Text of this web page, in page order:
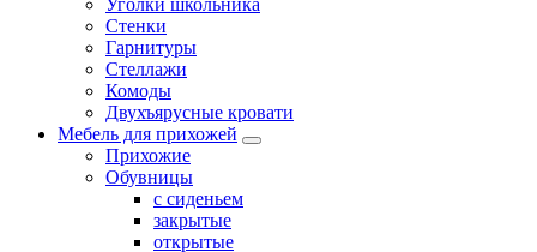
Уголки школьника
Стенки
Гарнитуры
Стеллажи
Комоды
Двухъярусные кровати
Мебель для прихожей
Прихожие
Обувницы
с сиденьем
закрытые
открытые